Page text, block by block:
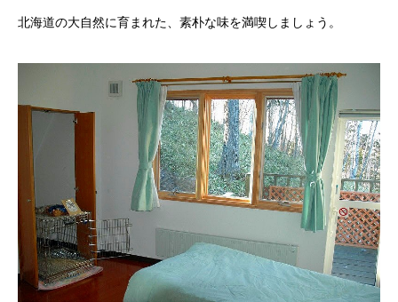
北海道の大自然に育まれた、素朴な味を満喫しましょう。